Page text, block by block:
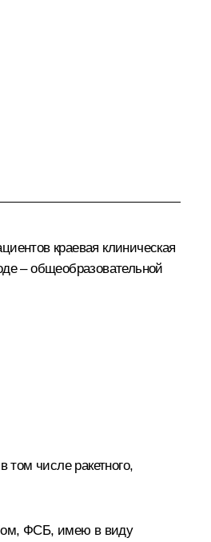
краевая клиническая
– общеобразовательной
числе ракетного,
ФСБ, имею в виду